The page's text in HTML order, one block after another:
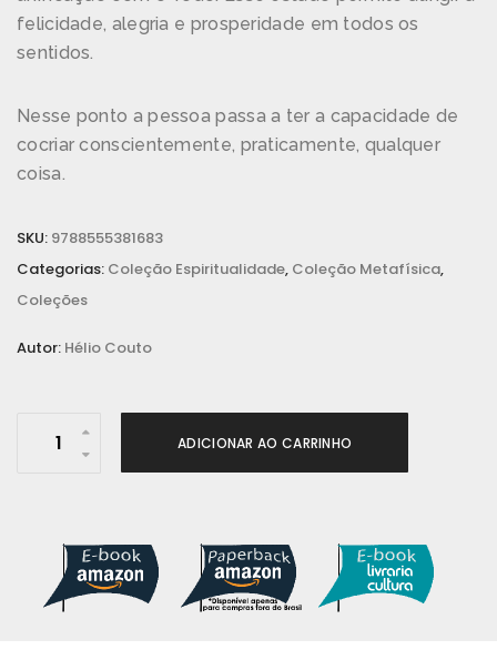
felicidade, alegria e prosperidade em todos os
sentidos.
Nesse ponto a pessoa passa a ter a capacidade de
cocriar conscientemente, praticamente, qualquer
coisa.
SKU: 9788555381683
Categorias: Coleção Espiritualidade, Coleção Metafísica,
Coleções
Autor: Hélio Couto
ADICIONAR AO CARRINHO